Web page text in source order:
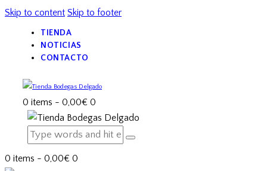
Skip to content Skip to footer
TIENDA
NOTICIAS
CONTACTO
0 items - 0,00€ 0
0 items - 0,00€ 0